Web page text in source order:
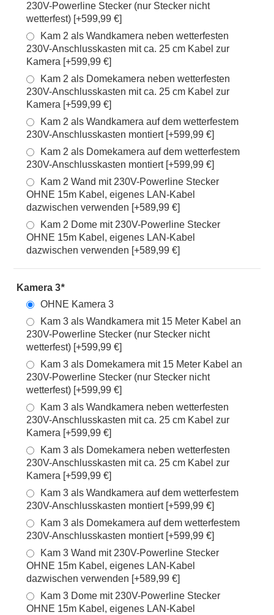
230V-Powerline Stecker (nur Stecker nicht
wetterfest) [+599,99 €]
Kam 2 als Wandkamera neben wetterfesten
230V-Anschlusskasten mit ca. 25 cm Kabel zur
Kamera [+599,99 €]
Kam 2 als Domekamera neben wetterfesten
230V-Anschlusskasten mit ca. 25 cm Kabel zur
Kamera [+599,99 €]
Kam 2 als Wandkamera auf dem wetterfestem
230V-Anschlusskasten montiert [+599,99 €]
Kam 2 als Domekamera auf dem wetterfestem
230V-Anschlusskasten montiert [+599,99 €]
Kam 2 Wand mit 230V-Powerline Stecker
OHNE 15m Kabel, eigenes LAN-Kabel
dazwischen verwenden [+589,99 €]
Kam 2 Dome mit 230V-Powerline Stecker
OHNE 15m Kabel, eigenes LAN-Kabel
dazwischen verwenden [+589,99 €]
Kamera 3*
OHNE Kamera 3
Kam 3 als Wandkamera mit 15 Meter Kabel an
230V-Powerline Stecker (nur Stecker nicht
wetterfest) [+599,99 €]
Kam 3 als Domekamera mit 15 Meter Kabel an
230V-Powerline Stecker (nur Stecker nicht
wetterfest) [+599,99 €]
Kam 3 als Wandkamera neben wetterfesten
230V-Anschlusskasten mit ca. 25 cm Kabel zur
Kamera [+599,99 €]
Kam 3 als Domekamera neben wetterfesten
230V-Anschlusskasten mit ca. 25 cm Kabel zur
Kamera [+599,99 €]
Kam 3 als Wandkamera auf dem wetterfestem
230V-Anschlusskasten montiert [+599,99 €]
Kam 3 als Domekamera auf dem wetterfestem
230V-Anschlusskasten montiert [+599,99 €]
Kam 3 Wand mit 230V-Powerline Stecker
OHNE 15m Kabel, eigenes LAN-Kabel
dazwischen verwenden [+589,99 €]
Kam 3 Dome mit 230V-Powerline Stecker
OHNE 15m Kabel, eigenes LAN-Kabel